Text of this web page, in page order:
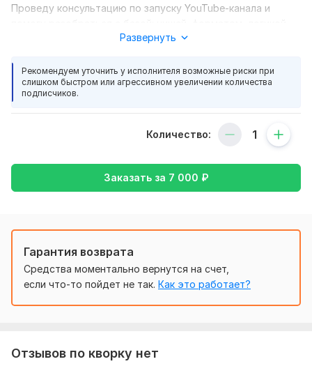
Проведу консультацию по запуску YouTube-канала и
контента и первыми шагами.
На консультации разберём:
какую нишу или направление выбрать
как понять, на что делать ставку: экспертность, бизнес,
как подготовить канал к старту
какие ошибки чаще всего убивают канал на старте
По итогу вы получите:
ясное понимание ниши и формата
рекомендации по запуску канала
Это не “волшебное продвижение”, а честный стартовый
Развернуть
Рекомендуем уточнить у исполнителя возможные риски при
слишком быстром или агрессивном увеличении количества
подписчиков.
Количество:
Заказать за 7 000 ₽
Гарантия возврата
Средства моментально вернутся на счет,
если что-то пойдет не так. Как это работает?
Отзывов по кворку нет